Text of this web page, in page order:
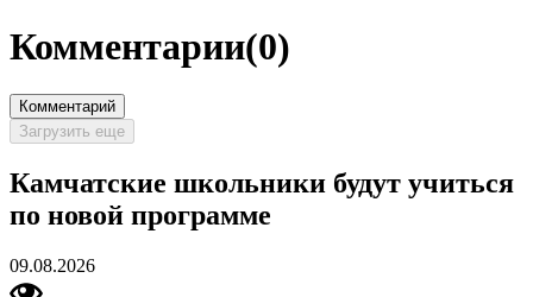
Комментарии(0)
Комментарий
Загрузить еще
Камчатские школьники будут учиться
по новой программе
09.08.2026